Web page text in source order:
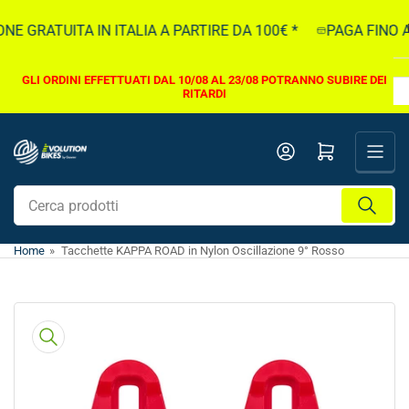
direttamente
contenuti
GRATUITA IN ITALIA A PARTIRE DA 100€ * PAGA FINO A
GLI ORDINI EFFETTUATI DAL 10/08 AL 23/08 POTRANNO SUBIRE DEI
RITARDI
Cerca
prodotti
Apri il mini carrello
Home » Tacchette KAPPA ROAD in Nylon Oscillazione 9° Rosso
direttamente